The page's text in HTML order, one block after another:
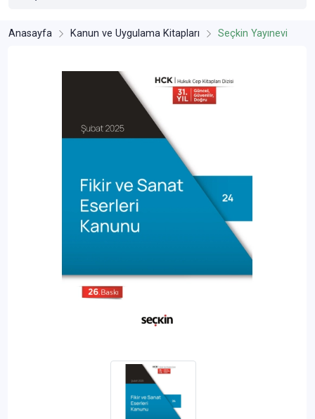
Anasayfa Kanun ve Uygulama Kitapları Seçkin Yayınevi